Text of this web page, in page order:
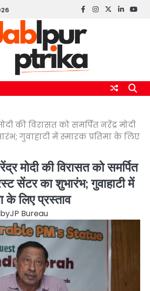
Facebook
instagram
twitterlinkedin
की विरासत को समर्पित नरेंद्र मोदी
गुवाहाटी में स्मारक प्रतिमा के लिए
मोदी की विरासत को समर्पित
सेंटर का शुभारंभ; गुवाहाटी में
के लिए प्रस्ताव
byJP Bureau